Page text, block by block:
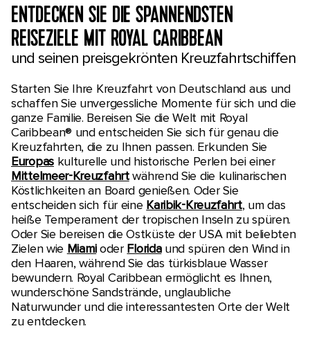
ENTDECKEN SIE DIE SPANNENDSTEN
REISEZIELE MIT ROYAL CARIBBEAN
und seinen preisgekrönten Kreuzfahrtschiffen
Starten Sie Ihre Kreuzfahrt von Deutschland aus und
schaffen Sie unvergessliche Momente für sich und die
ganze Familie. Bereisen Sie die Welt mit Royal
Caribbean® und entscheiden Sie sich für genau die
Kreuzfahrten, die zu Ihnen passen. Erkunden Sie
Europaskulturelle und historische Perlen bei einer
Mittelmeer-Kreuzfahrtwährend Sie die kulinarischen
Köstlichkeiten an Board genießen. Oder Sie
entscheiden sich für eine Karibik-Kreuzfahrt, um das
heiße Temperament der tropischen Inseln zu spüren.
Oder Sie bereisen die Ostküste der USA mit beliebten
Zielen wie Miamioder Floridaund spüren den Wind in
den Haaren, während Sie das türkisblaue Wasser
bewundern. Royal Caribbean ermöglicht es Ihnen,
wunderschöne Sandstrände, unglaubliche
Naturwunder und die interessantesten Orte der Welt
zu entdecken.